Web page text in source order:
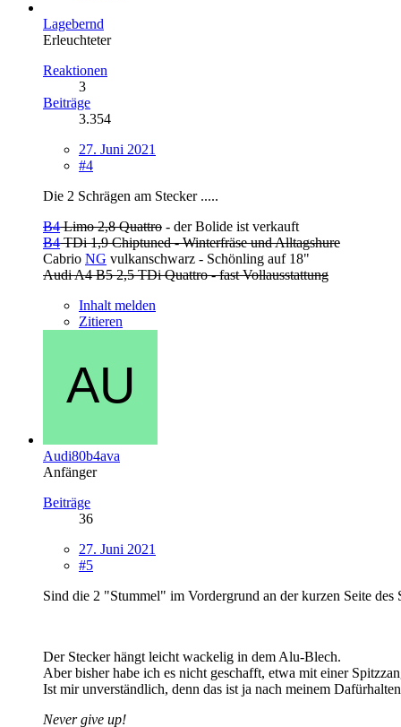
Lagebernd
Erleuchteter
Reaktionen
3
Beiträge
3.354
27. Juni 2021
#4
Die 2 Schrägen am Stecker .....
B4Limo 2,8 Quattro - der Bolide ist verkauft
B4TDi 1,9 Chiptuned - Winterfräse und Alltagshure
Cabrio NG vulkanschwarz - Schönling auf 18"
Audi A4 B5 2,5 TDi Quattro - fast Vollausstattung
Inhalt melden
Zitieren
Audi80b4ava
Anfänger
Beiträge
36
27. Juni 2021
#5
Sind die 2 "Stummel" im Vordergrund an der kurzen Seite des
Der Stecker hängt leicht wackelig in dem Alu-Blech.
Aber bisher habe ich es nicht geschafft, etwa mit einer
Ist mir unverständlich, denn das ist ja nach meinem
Never give up!